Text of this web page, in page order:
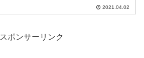
2021.04.02
スポンサーリンク